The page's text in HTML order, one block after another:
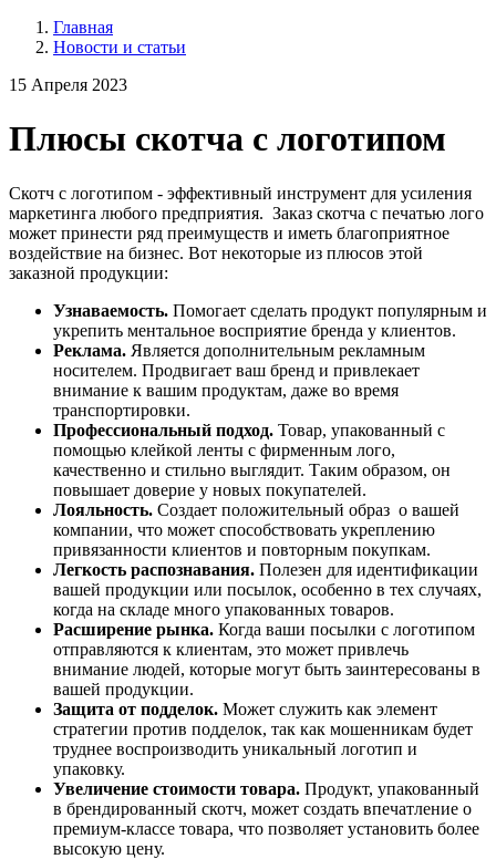
Главная
Новости и статьи
15 Апреля 2023
Плюсы скотча с логотипом
Скотч с логотипом - эффективный инструмент для усиления
маркетинга любого предприятия. Заказ скотча с печатью лого
может принести ряд преимуществ и иметь благоприятное
воздействие на бизнес. Вот некоторые из плюсов этой
заказной продукции:
Узнаваемость. Помогает сделать продукт популярным и
укрепить ментальное восприятие бренда у клиентов.
Реклама. Является дополнительным рекламным
носителем. Продвигает ваш бренд и привлекает
внимание к вашим продуктам, даже во время
транспортировки.
Профессиональный подход. Товар, упакованный с
помощью клейкой ленты с фирменным лого,
качественно и стильно выглядит. Таким образом, он
повышает доверие у новых покупателей.
Лояльность. Создает положительный образ о вашей
компании, что может способствовать укреплению
привязанности клиентов и повторным покупкам.
Легкость распознавания. Полезен для идентификации
вашей продукции или посылок, особенно в тех случаях,
когда на складе много упакованных товаров.
Расширение рынка. Когда ваши посылки с логотипом
отправляются к клиентам, это может привлечь
внимание людей, которые могут быть заинтересованы в
вашей продукции.
Защита от подделок. Может служить как элемент
стратегии против подделок, так как мошенникам будет
труднее воспроизводить уникальный логотип и
упаковку.
Увеличение стоимости товара. Продукт, упакованный
в брендированный скотч, может создать впечатление о
премиум-классе товара, что позволяет установить более
высокую цену.